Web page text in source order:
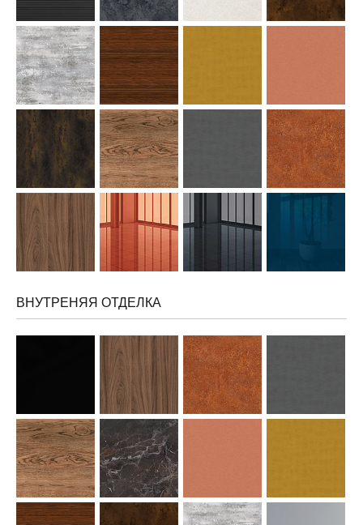
ВНУТРЕНЯЯ ОТДЕЛКА